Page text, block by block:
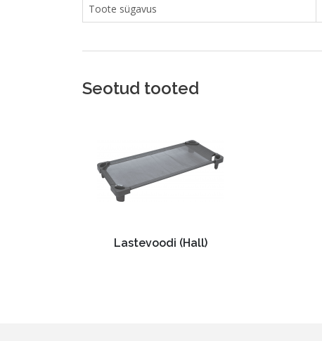
Toote sügavus
Seotud tooted
Lastevoodi (Hall)